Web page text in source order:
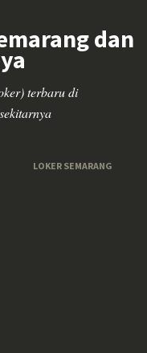
dan
terbaru di
LOKER SEMARANG